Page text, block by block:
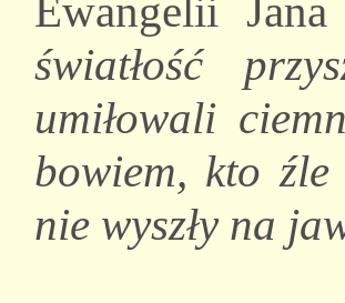
Ewangelii
światłość
umiłowali
bowiem, kto
nie wyszły na